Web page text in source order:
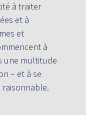
à traiter
et à
et
à
une multitude
– et à se